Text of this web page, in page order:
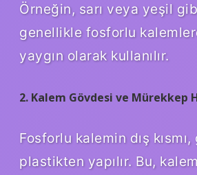
Örneğin, sarı veya yeşil
genellikle fosforlu
yaygın olarak kullanılır.
2. Kalem Gövdesi ve Mürekkep
Fosforlu kalemin dış
plastikten yapılır. Bu,